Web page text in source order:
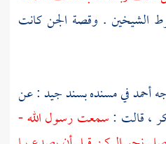
. وقصة الجن كانت
أحمدفي مسنده بسند جيد : عن
، قالت :سمعت رسول الله -